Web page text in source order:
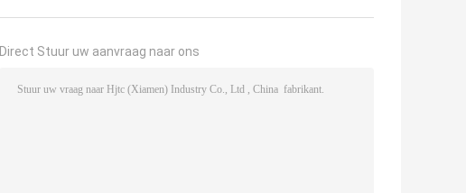
Direct Stuur uw aanvraag naar ons